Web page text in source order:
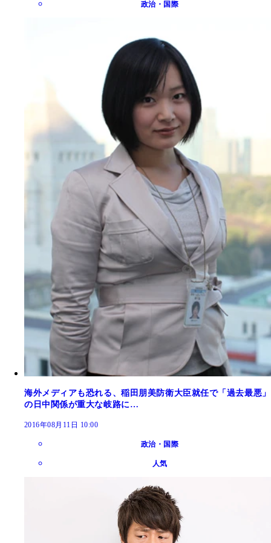
政治・国際
海外メディアも恐れる、稲田朋美防衛大臣就任で「過去最悪」
の日中関係が重大な岐路に…
2016年08月11日 10:00
政治・国際
人気